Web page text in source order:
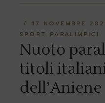
17 NOVEMBRE
SPORT PARALIMPICI
Nuoto
titoli
dell’Aniene